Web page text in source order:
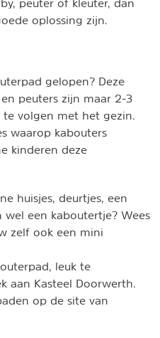
peuter of kleuter, dan
oplossing zijn.
gelopen? Deze
peuters zijn maar 2-3
volgen met het gezin.
waarop kabouters
kinderen deze
huisjes, deurtjes, een
een kaboutertje? Wees
zelf ook een mini
leuk te
aan Kasteel Doorwerth.
op de site van